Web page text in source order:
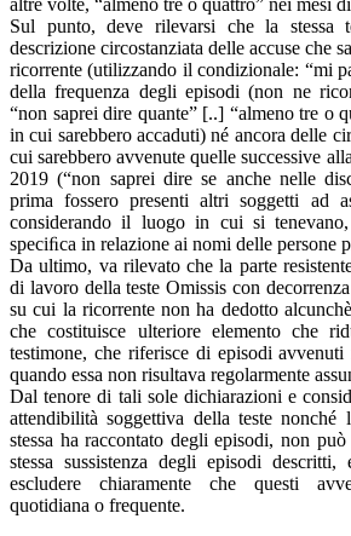
Sul punto, deve rilevarsi che la stessa
descrizione circostanziata delle accuse che
ricorrente (utilizzando il condizionale: “mi
della frequenza degli episodi (non ne
“non saprei dire quante” [..] “almeno tre o
in cui sarebbero accaduti) né ancora delle
cui sarebbero avvenute quelle successive
2019 (“non saprei dire se anche nelle
prima fossero presenti altri soggetti ad
considerando il luogo in cui si
speciﬁca in relazione ai nomi delle persone
Da ultimo, va rilevato che la parte
di lavoro della teste Omissis con
su cui la ricorrente non ha dedotto
che costituisce ulteriore elemento che
testimone, che riferisce di episodi
quando essa non risultava regolarmente
Dal tenore di tali sole dichiarazioni e
attendibilità soggettiva della teste
stessa ha raccontato degli episodi, non
stessa sussistenza degli episodi
escludere chiaramente che questi
quotidiana o frequente.